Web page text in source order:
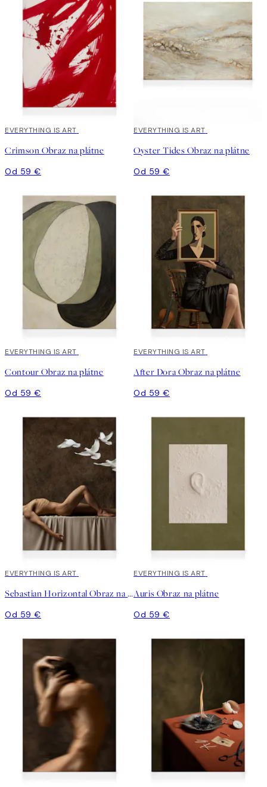
EVERYTHING IS ART
Crimson Obraz na plátne
Od 59 €
EVERYTHING IS ART
Oyster Tides Obraz na plátne
Od 59 €
EVERYTHING IS ART
Contour Obraz na plátne
Od 59 €
EVERYTHING IS ART
After Dora Obraz na plátne
Od 59 €
EVERYTHING IS ART
Sebastian Horizontal Obraz na plátne
Od 59 €
EVERYTHING IS ART
Auris Obraz na plátne
Od 59 €